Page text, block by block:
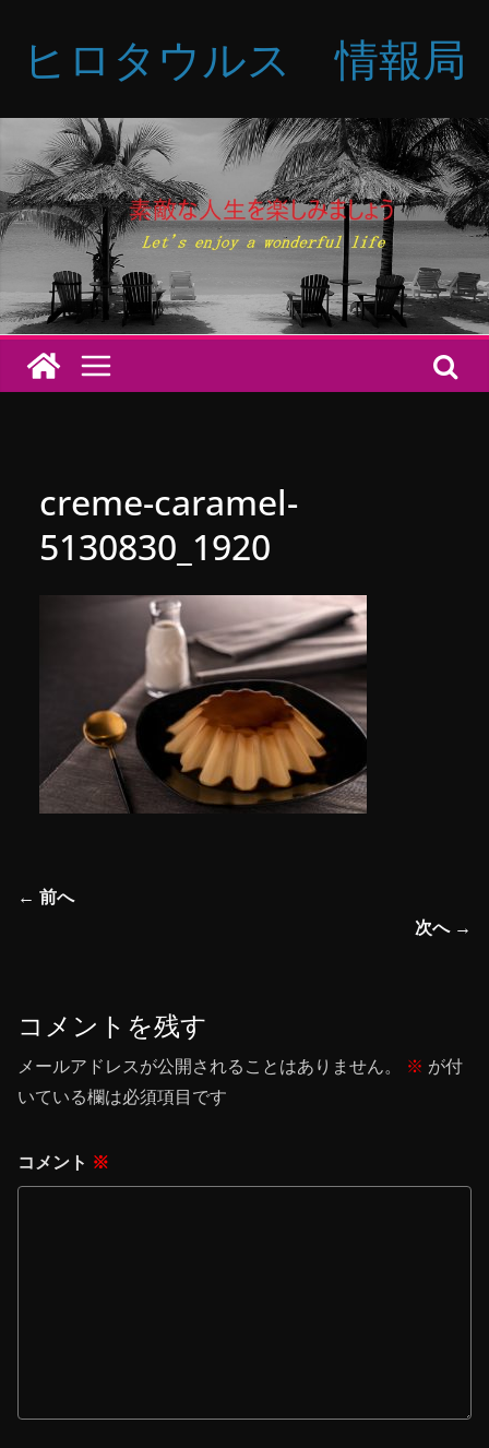
へ
ス
キ
プ
ヒロタウルス 情報局
creme-caramel-
5130830_1920
← 前へ
次へ →
コメントを残す
メールアドレスが公開されることはありません。 ※ が付
いている欄は必須項目です
コメント ※